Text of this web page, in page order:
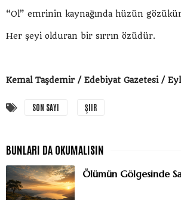
“Ol” emrinin kaynağında hüzün
Her şeyi olduran bir sırrın özüdür.
Kemal Taşdemir / Edebiyat Gazetesi /
SON SAYI ŞIIR
Ölümün Gölgesinde